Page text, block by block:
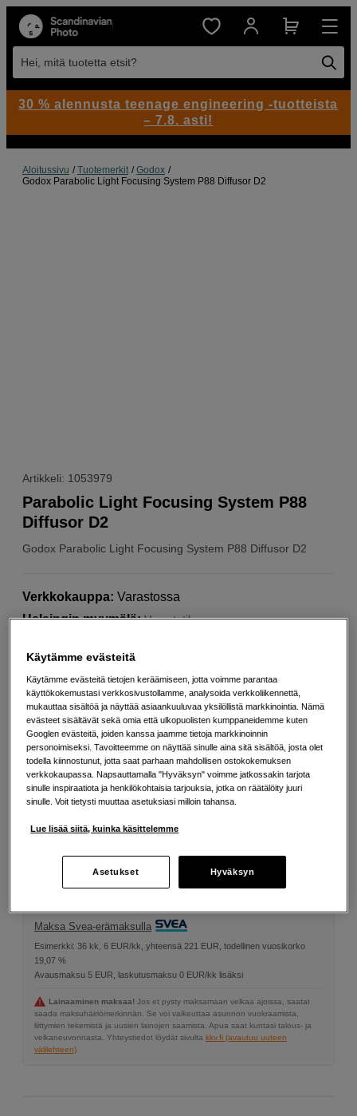
Hei, mitä tuotetta etsit?
Aloitussivu Tuotemerkit
Godox
Godox Parabolic Light Focusing System P88 Diffusor D2
Artikkeli: 1053979
Godox Parabolic Light Focusing System P88 Diffusor D2
Parabolic Light Focusing System P88
Diffusor D2
Verkkokauppa: Varastossa
Helsingin myymälä: Varastotilanne
Valitse Muita vaihtoehtoja
D1 D2
167 EUR
Lisää ostoskoriin
Maksa Svea-erämaksulla
Esimerkki: 36 kk, 6 EUR/kk, yhteensä 221 EUR, todellinen vuosikorko
19,07 %
Avausmaksu 5 EUR, laskutusmaksu 0 EUR/kk lisäksi
Lainaaminen maksaa! Jos et pysty maksamaan velkaa ajoissa, saatat
saada maksuhäiriömerkinnän. Se voi vaikeuttaa asunnon vuokraamista,
liittymien tekemistä ja uusien lainojen saamista. Apua saat kuntasi talous- ja
velkaneuvonnasta. Yhteystiedot löydät sivulta kkv.fi (avautuu uuteen
välilehteen)
30 % alennusta teenage engineering -tuotteista
– 7.8. asti!
Käytämme evästeitä
Käytämme evästeitä tietojen keräämiseen, jotta voimme parantaa
käyttökokemustasi verkkosivustollamme, analysoida verkkoliikennettä,
mukauttaa sisältöä ja näyttää asiaankuuluvaa yksilöllistä markkinointia. Nämä
evästeet sisältävät sekä omia että ulkopuolisten kumppaneidemme kuten
Googlen evästeitä, joiden kanssa jaamme tietoja markkinoinnin
personoimiseksi. Tavoitteemme on näyttää sinulle aina sitä sisältöä, josta olet
todella kiinnostunut, jotta saat parhaan mahdollisen ostokokemuksen
verkkokaupassa. Napsauttamalla "Hyväksyn" voimme jatkossakin tarjota
sinulle inspiraatiota ja henkilökohtaisia tarjouksia, jotka on räätälöity juuri
sinulle. Voit tietysti muuttaa asetuksiasi milloin tahansa.
Lue lisää siitä, kuinka käsittelemme
Asetukset Hyväksyn